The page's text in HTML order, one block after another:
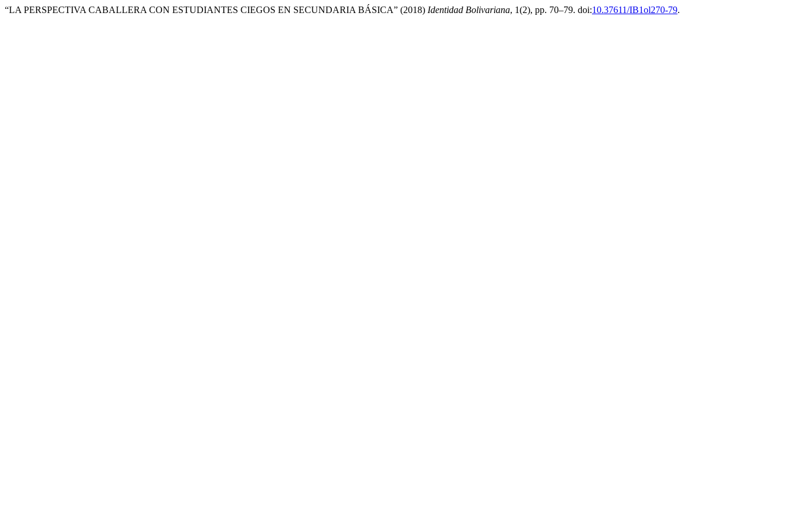
“LA PERSPECTIVA CABALLERA CON ESTUDIANTES CIEGOS EN SECUNDARIA BÁSICA” (2018) Identidad Bolivariana, 1(2), pp. 70–79. doi:10.37611/IB1ol270-79.